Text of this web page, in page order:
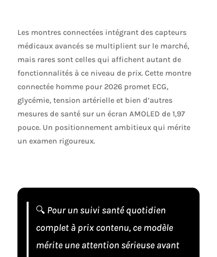
Les montres connectées intégrant des capteurs
médicaux avancés se multiplient sur le marché,
mais rares sont celles qui affichent autant de
fonctionnalités à ce niveau de prix. Cette montre
connectée homme pour 2026 promet ECG,
glycémie, tension artérielle et bien d’autres
mesures de santé sur un écran AMOLED de 1,97
pouce. Un positionnement ambitieux qui mérite
un examen rigoureux.
🔍 Pour un suivi santé quotidien
complet à prix contenu, ce modèle
mérite une attention sérieuse avant